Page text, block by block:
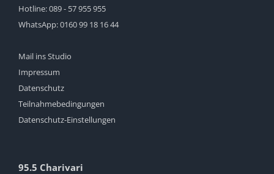
Hotline:089 - 57 955 955
WhatsApp:0160 99 18 16 44
Mail ins Studio
Impressum
Datenschutz
Teilnahmebedingungen
Datenschutz-Einstellungen
95.5 Charivari